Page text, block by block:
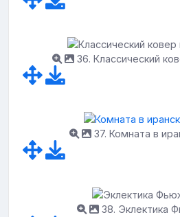
36. Классический
37. Комната в
38. Эклектика